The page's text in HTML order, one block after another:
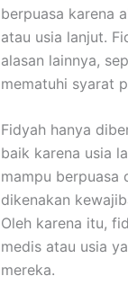
berpuasa karena
atau usia lanjut.
alasan lainnya,
mematuhi syarat
Fidyah hanya
baik karena usia
mampu berpuasa
dikenakan
Oleh karena itu,
medis atau usia
mereka.